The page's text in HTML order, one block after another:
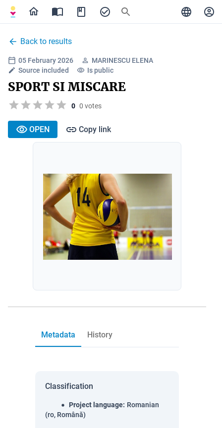
Back to results
05 February 2026
MARINESCU ELENA
Source included
Is public
SPORT SI MISCARE
0 0 votes
OPEN Copy link
Metadata History
Classification
Project language: Romanian
(ro, Română)